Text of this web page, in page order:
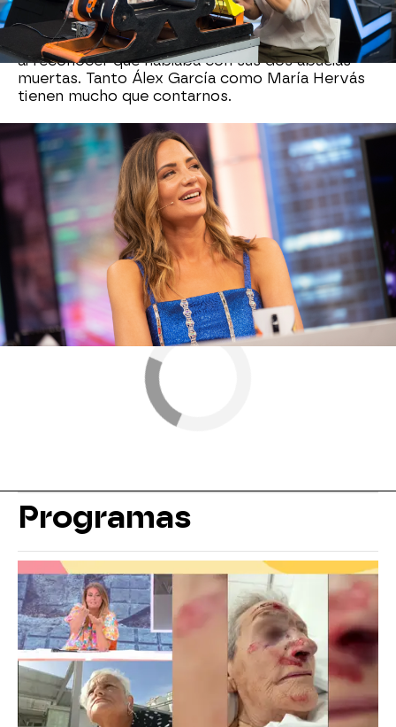
En una de sus intervenciones en ‘El Hormiguero’,
la madrileña puso la piel de gallina a Pablo Motos
al reconocer que hablaba con sus dos abuelas
muertas. Tanto Álex García como María Hervás
tienen mucho que contarnos.
María Hervás El Hormiguero Álex García
Antena 3 » Programas » El Hormiguero » Invitados
Programas